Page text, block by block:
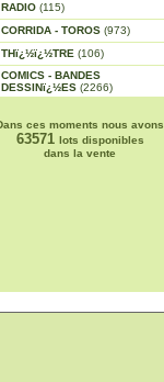
RADIO (115)
CORRIDA - TOROS (973)
THï¿½ï¿½TRE (106)
COMICS - BANDES
DESSINï¿½ES (2266)
ces moments nous avons
63571 lots disponibles
dans la vente